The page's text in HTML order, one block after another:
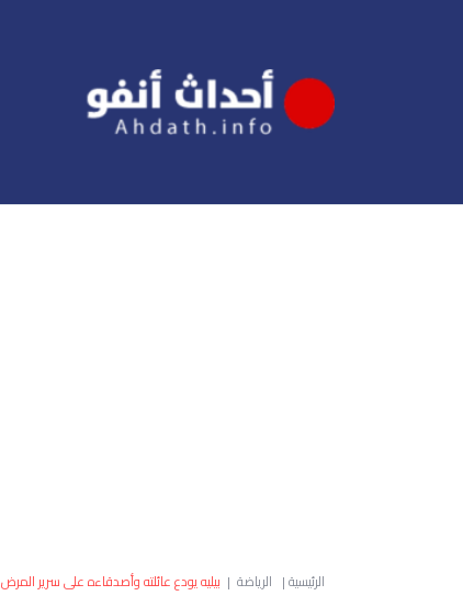
الرئيسية| الرياضة | بيليه يودع عائلته وأصدقاءه على سرير المرض